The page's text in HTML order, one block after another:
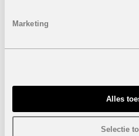
Marketing
Alles
Selectie
Privaat zwembad: 6 x 3 m, 6
Berging
Airconditioning
Vloerverwarming, spiegels